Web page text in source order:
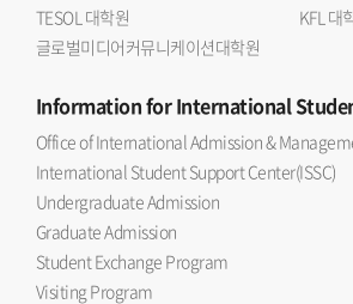
TESOL 대학원
KFL 대
글로벌미디어커뮤니케이션대학원
Informationfor International
Office of International Admission &
International Student Support Center(ISSC)
Undergraduate Admission
Graduate Admission
Student Exchange Program
Visiting Program